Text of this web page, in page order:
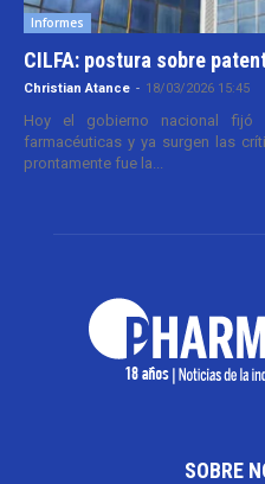
Informes
CILFA: postura sobre
Christian Atance - 18/03/2026 15:45
Hoy el gobierno nacional fijó
farmacéuticas y ya surgen las
prontamente fue la...
SOBRE